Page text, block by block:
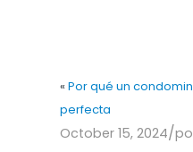
« Por qué un
perfecta
October 15, 2024/